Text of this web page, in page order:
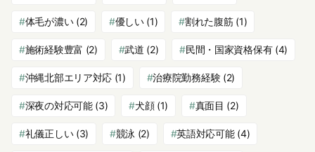
体毛が濃い(2) 優しい(1) 割れた腹筋(1)
施術経験豊富 (2) 武道 (2) 民間・国家資格保有(4)
沖縄北部エリア対応 (1) 治療院勤務経験(2)
深夜の対応可能(3) 犬顔(1) 真面目 (2)
礼儀正しい(3) 競泳 (2) 英語対応可能(4)